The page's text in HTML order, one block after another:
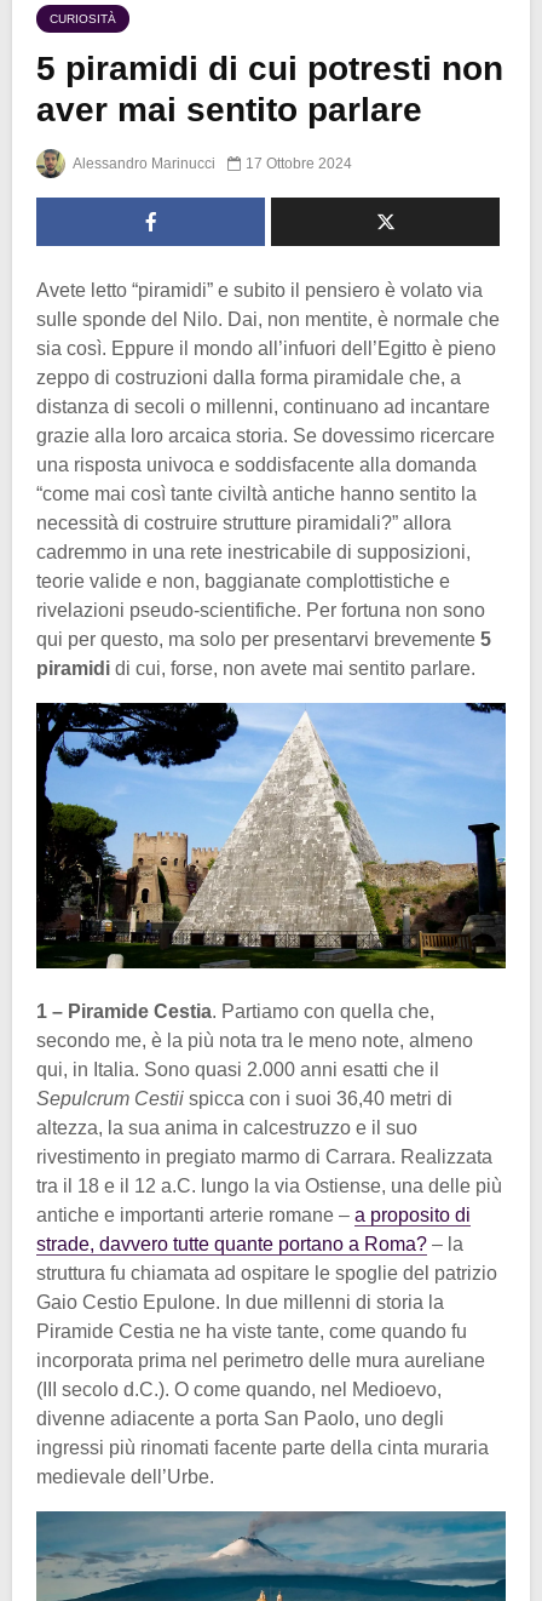
CURIOSITÀ
5 piramidi di cui potresti non
aver mai sentito parlare
Alessandro Marinucci 17 Ottobre 2024
Avete letto “piramidi” e subito il pensiero è volato via
sulle sponde del Nilo. Dai, non mentite, è normale che
sia così. Eppure il mondo all’infuori dell’Egitto è pieno
zeppo di costruzioni dalla forma piramidale che, a
distanza di secoli o millenni, continuano ad incantare
grazie alla loro arcaica storia. Se dovessimo ricercare
una risposta univoca e soddisfacente alla domanda
“come mai così tante civiltà antiche hanno sentito la
necessità di costruire strutture piramidali?” allora
cadremmo in una rete inestricabile di supposizioni,
teorie valide e non, baggianate complottistiche e
rivelazioni pseudo-scientifiche. Per fortuna non sono
qui per questo, ma solo per presentarvi brevemente 5
piramidi di cui, forse, non avete mai sentito parlare.
1 – Piramide Cestia. Partiamo con quella che,
secondo me, è la più nota tra le meno note, almeno
qui, in Italia. Sono quasi 2.000 anni esatti che il
Sepulcrum Cestii spicca con i suoi 36,40 metri di
altezza, la sua anima in calcestruzzo e il suo
rivestimento in pregiato marmo di Carrara. Realizzata
tra il 18 e il 12 a.C. lungo la via Ostiense, una delle più
antiche e importanti arterie romane – a proposito di
strade, davvero tutte quante portano a Roma? – la
struttura fu chiamata ad ospitare le spoglie del patrizio
Gaio Cestio Epulone. In due millenni di storia la
Piramide Cestia ne ha viste tante, come quando fu
incorporata prima nel perimetro delle mura aureliane
(III secolo d.C.). O come quando, nel Medioevo,
divenne adiacente a porta San Paolo, uno degli
ingressi più rinomati facente parte della cinta muraria
medievale dell’Urbe.